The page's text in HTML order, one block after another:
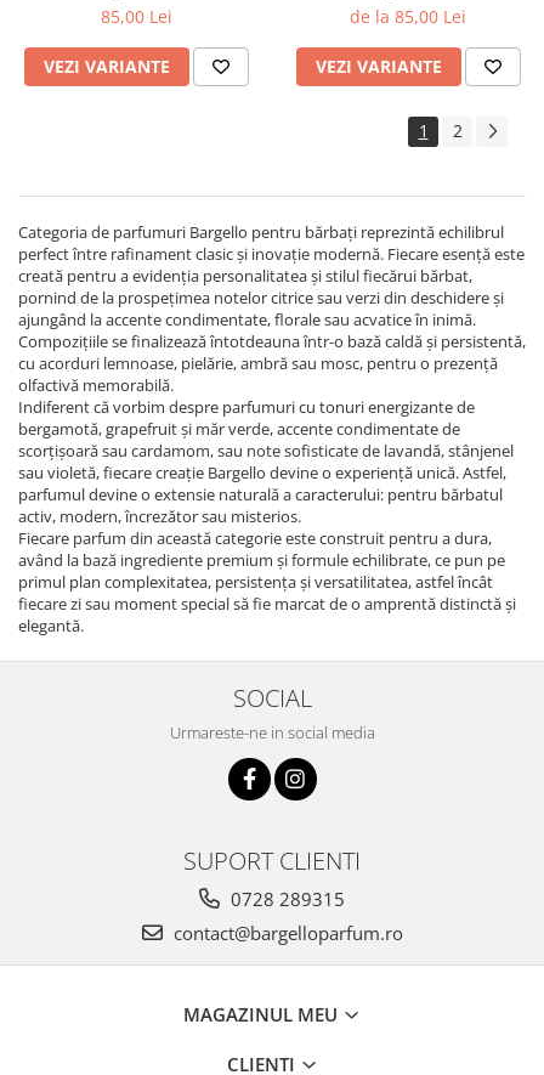
85,00 Lei
VEZI VARIANTE
de la 85,00 Lei
VEZI VARIANTE
1 2
Categoria de parfumuri Bargello pentru bărbați reprezintă echilibrul
perfect între rafinament clasic și inovație modernă. Fiecare esență este
creată pentru a evidenția personalitatea și stilul fiecărui bărbat,
pornind de la prospețimea notelor citrice sau verzi din deschidere și
ajungând la accente condimentate, florale sau acvatice în inimă.
Compozițiile se finalizează întotdeauna într-o bază caldă și persistentă,
cu acorduri lemnoase, pielărie, ambră sau mosc, pentru o prezență
olfactivă memorabilă.
Indiferent că vorbim despre parfumuri cu tonuri energizante de
bergamotă, grapefruit și măr verde, accente condimentate de
scorțișoară sau cardamom, sau note sofisticate de lavandă, stânjenel
sau violetă, fiecare creație Bargello devine o experiență unică. Astfel,
parfumul devine o extensie naturală a caracterului: pentru bărbatul
activ, modern, încrezător sau misterios.
Fiecare parfum din această categorie este construit pentru a dura,
având la bază ingrediente premium și formule echilibrate, ce pun pe
primul plan complexitatea, persistența și versatilitatea, astfel încât
fiecare zi sau moment special să fie marcat de o amprentă distinctă și
elegantă.
SOCIAL
Urmareste-ne in social media
SUPORT CLIENTI
0728 289315
contact@bargelloparfum.ro
MAGAZINUL MEU
CLIENTI